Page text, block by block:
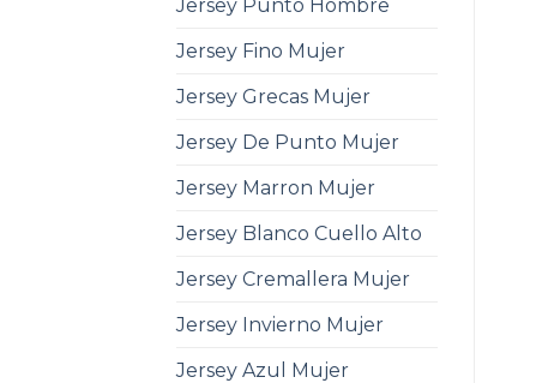
Jersey Punto Hombre
Jersey Fino Mujer
Jersey Grecas Mujer
Jersey De Punto Mujer
Jersey Marron Mujer
Jersey Blanco Cuello Alto
Jersey Cremallera Mujer
Jersey Invierno Mujer
Jersey Azul Mujer